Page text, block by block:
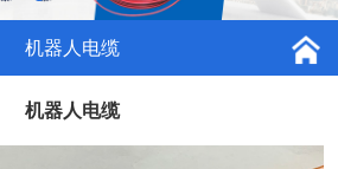
机器人电缆
机器人电缆